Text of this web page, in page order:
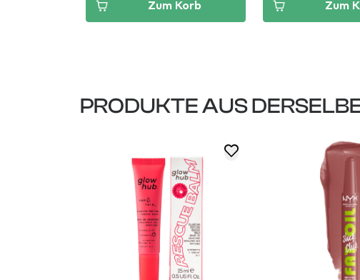
Zum Korb Zum
PRODUKTE AUS